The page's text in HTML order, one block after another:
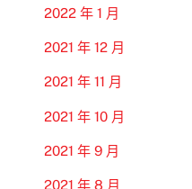
2022 年 1 月
2021 年 12 月
2021 年 11 月
2021 年 10 月
2021 年 9 月
2021 年 8 月